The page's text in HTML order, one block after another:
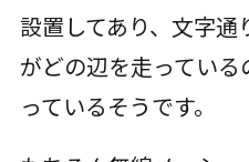
設置してあり、文字
がどの辺を走ってい
っているそうです。